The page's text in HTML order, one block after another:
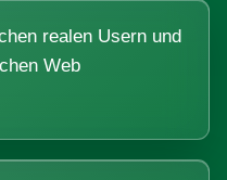
realen Usern und
Web